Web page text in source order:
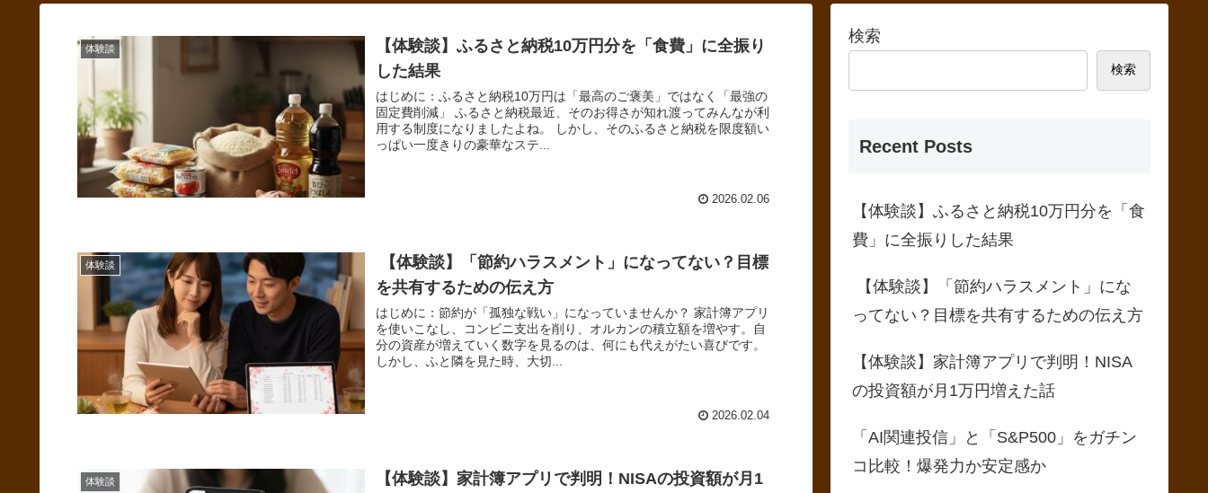
体験談
【体験談】ふるさと納税10万円分を「食費」に全振り
した結果
はじめに：ふるさと納税10万円は「最高のご褒美」ではなく「最強の
固定費削減」 ふるさと納税最近、そのお得さが知れ渡ってみんなが利
用する制度になりましたよね。 しかし、そのふるさと納税を限度額い
っぱい一度きりの豪華なステ...
2026.02.06
体験談
【体験談】「節約ハラスメント」になってない？目標
を共有するための伝え方
はじめに：節約が「孤独な戦い」になっていませんか？ 家計簿アプリ
を使いこなし、コンビニ支出を削り、オルカンの積立額を増やす。自
分の資産が増えていく数字を見るのは、何にも代えがたい喜びです。
しかし、ふと隣を見た時、大切...
2026.02.04
体験談
【体験談】家計簿アプリで判明！NISAの投資額が月1
検索
検索
Recent Posts
【体験談】ふるさと納税10万円分を「食
費」に全振りした結果
【体験談】「節約ハラスメント」にな
ってない？目標を共有するための伝え方
【体験談】家計簿アプリで判明！NISA
の投資額が月1万円増えた話
「AI関連投信」と「S&P500」をガチン
コ比較！爆発力か安定感か